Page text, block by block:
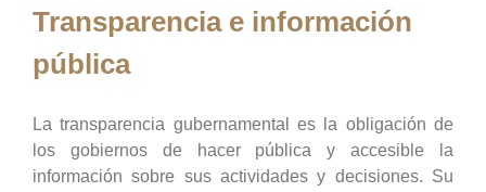
Transparencia e información
pública
La transparencia gubernamental es la obligación de
los gobiernos de hacer pública y accesible la
información sobre sus actividades y decisiones. Su